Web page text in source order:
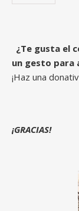
¿Te gusta el
un gesto para
¡Haz una
¡GRACIAS!